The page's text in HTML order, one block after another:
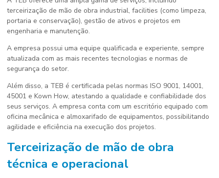
terceirização de mão de obra industrial, facilities (como limpeza,
portaria e conservação), gestão de ativos e projetos em
engenharia e manutenção.
A empresa possui uma equipe qualificada e experiente, sempre
atualizada com as mais recentes tecnologias e normas de
segurança do setor.
Além disso, a TEB é certificada pelas normas ISO 9001, 14001,
45001 e Kown How, atestando a qualidade e confiabilidade dos
seus serviços. A empresa conta com um escritório equipado com
oficina mecânica e almoxarifado de equipamentos, possibilitando
agilidade e eficiência na execução dos projetos.
Terceirização de mão de obra
técnica e operacional